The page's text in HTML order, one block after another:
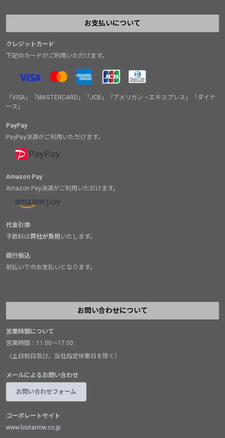
お支払いについて
クレジットカード
下記のカードがご利用いただけます。
「VISA」「MASTERCARD」「JCB」「アメリカン・エキスプレス」「ダイナ
ース」
PayPay
PayPay決済がご利用いただけます。
Amazon Pay
Amazon Pay決済がご利用いただけます。
代金引換
手数料は弊社が負担いたします。
銀行振込
前払いでのお支払いとなります。
お問い合わせについて
営業時間について
営業時間：11:00～17:00
（土日祝日及び、当社指定休業日を除く）
メールによるお問い合わせ
お問い合わせフォーム
コーポレートサイト
www.lostarrow.co.jp